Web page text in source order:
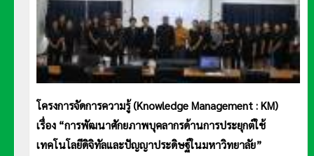
โครงการจัดการความรู้ (Knowledge Management : KM)
เรื่อง “การพัฒนาศักยภาพบุคลากรด้านการประยุกต์ใช้
เทคโนโลยีดิจิทัลและปัญญาประดิษฐ์ในมหาวิทยาลัย”